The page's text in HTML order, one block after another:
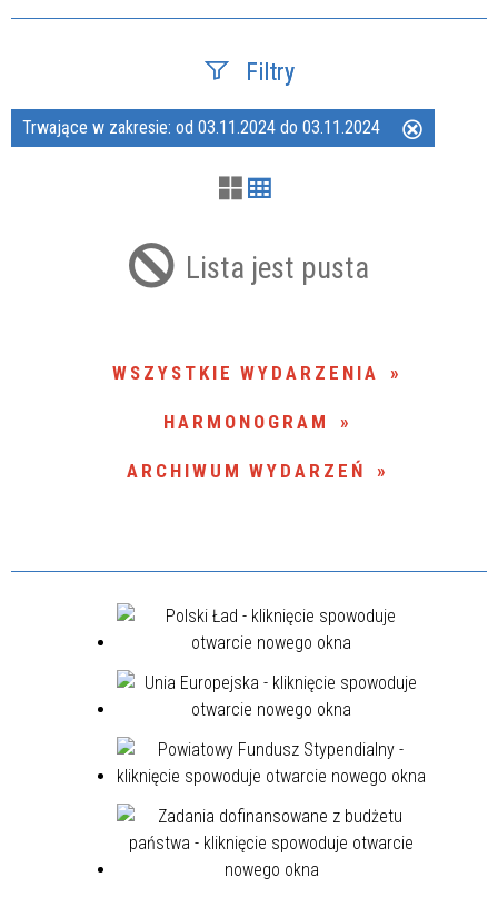
Filtry
Szukana fraza
Trwające w zakresie: od 03.11.2024 do 03.11.2024
Lista jest pusta
WSZYSTKIE WYDARZENIA
HARMONOGRAM
ARCHIWUM WYDARZEŃ